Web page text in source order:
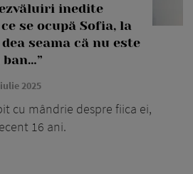
inedite
se ocupă Sofia, la
seama că nu este
2025
cu mândrie despre fiica ei,
16 ani.